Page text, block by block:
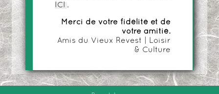
ICI
.
Merci de votre fidélité et de
votre amitié.
Amis du Vieux Revest | Loisir
& Culture